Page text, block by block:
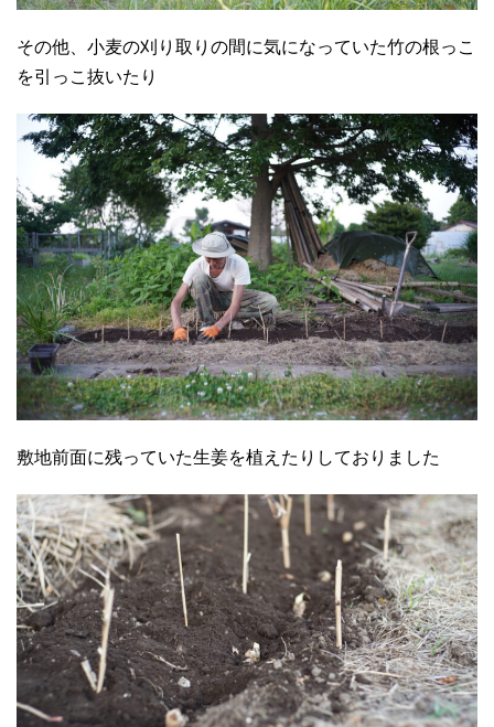
その他、小麦の刈り取りの間に気になっていた竹の根っこ
を引っこ抜いたり
敷地前面に残っていた生姜を植えたりしておりました